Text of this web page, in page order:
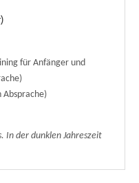
für Anfänger und
Absprache)
In der dunklen Jahreszeit